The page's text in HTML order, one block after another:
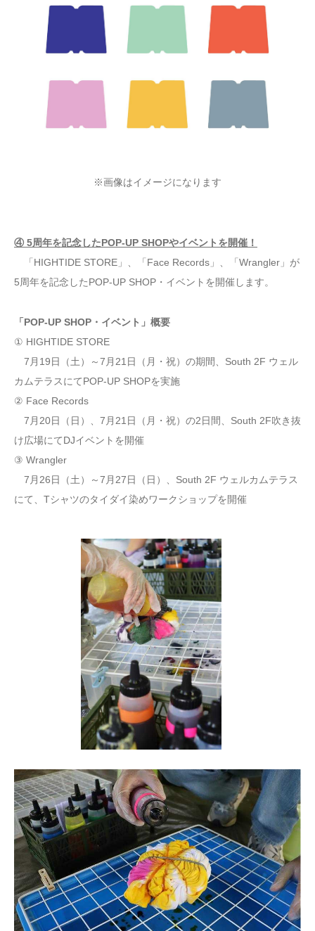
※画像はイメージになります
④ 5周年を記念したPOP-UP SHOPやイベントを開催！
「HIGHTIDE STORE」、「Face Records」、「Wrangler」が
5周年を記念したPOP-UP SHOP・イベントを開催します。
「POP-UP SHOP・イベント」概要
① HIGHTIDE STORE
7月19日（土）～7月21日（月・祝）の期間、South 2F ウェル
カムテラスにてPOP-UP SHOPを実施
② Face Records
7月20日（日）、7月21日（月・祝）の2日間、South 2F吹き抜
け広場にてDJイベントを開催
③ Wrangler
7月26日（土）～7月27日（日）、South 2F ウェルカムテラス
にて、Tシャツのタイダイ染めワークショップを開催